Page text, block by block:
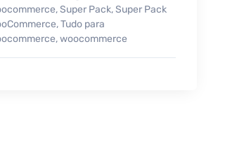
,Super Pack,Super Pack
,Tudo para
,woocommerce